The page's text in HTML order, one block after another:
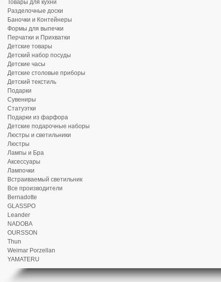
Товары для кухни
Разделочные доски
Баночки и Контейнеры
Формы для выпечки
Перчатки и Прихватки
Детские товары
Детский набор посуды
Детские часы
Детские столовые приборы
Детский текстиль
Подарки
Сувениры
Статуэтки
Подарки из фарфора
Детские подарочные наборы
Люстры и светильники
Люстры
Лампы и Бра
Аксессуары
Лампочки
Встраиваемый светильник
Все производители
Bernadotte
GLASSPO
Leander
NADOBA
OURSSON
Thun
Weimar Porzellan
YAMATERU